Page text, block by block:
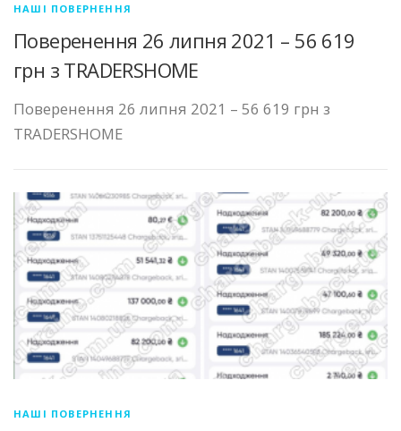
НАШІ ПОВЕРНЕННЯ
Поверенення 26 липня 2021 – 56 619
грн з TRADERSHOME
Поверенення 26 липня 2021 – 56 619 грн з
TRADERSHOME
НАШІ ПОВЕРНЕННЯ